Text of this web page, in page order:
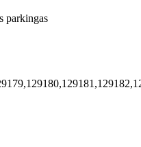
parkingas